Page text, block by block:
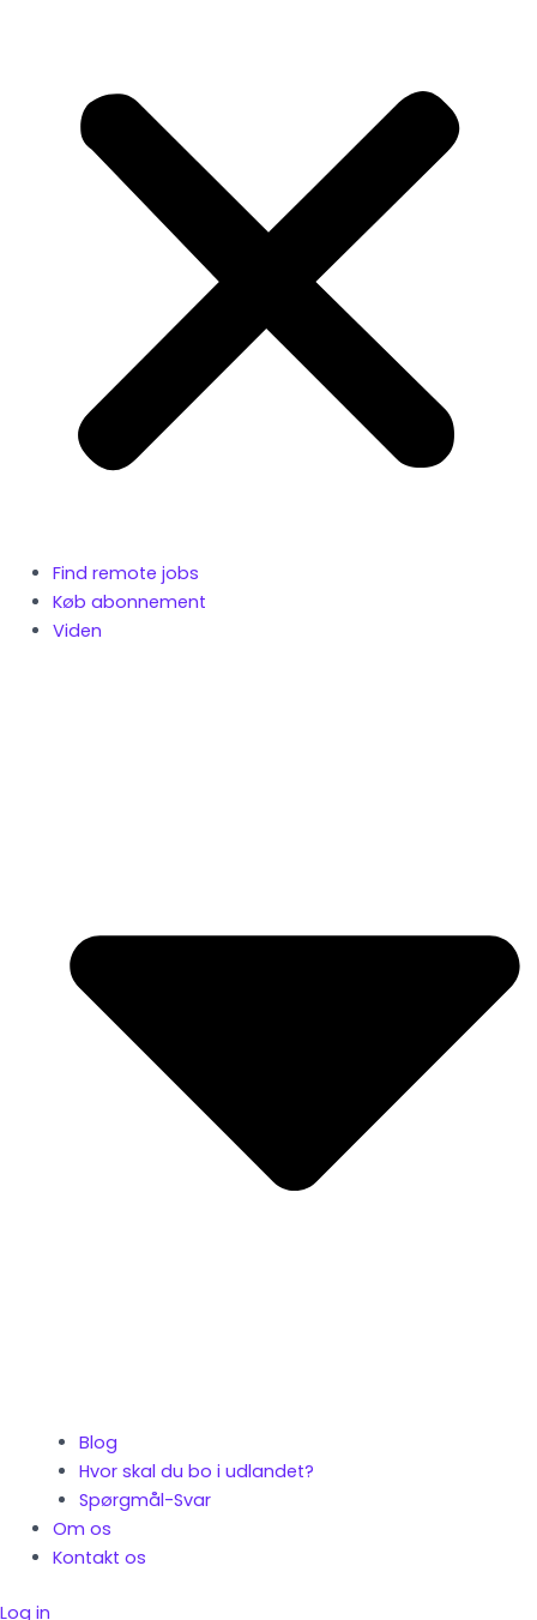
Find remote jobs
Køb abonnement
Viden
Blog
Hvor skal du bo i udlandet?
Spørgmål-Svar
Om os
Kontakt os
Log in